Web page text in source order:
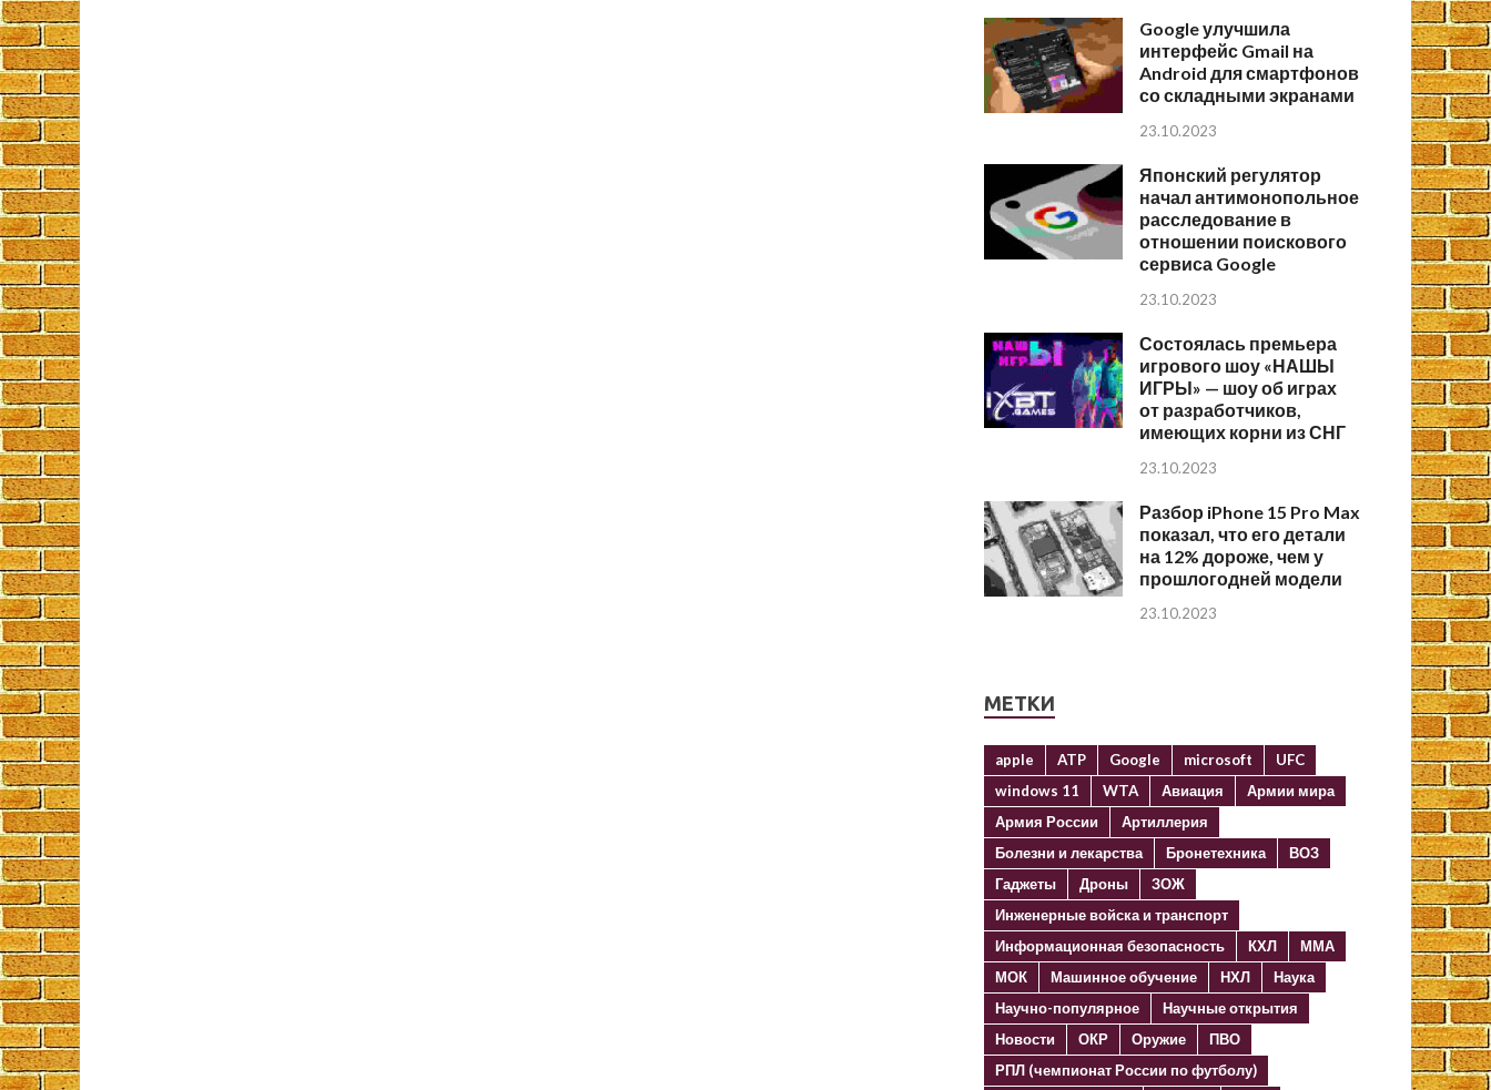
Google улучшила
интерфейс Gmail на
Android для смартфонов
со складными экранами
23.10.2023
Японский регулятор
начал антимонопольное
расследование в
отношении поискового
сервиса Google
23.10.2023
Состоялась премьера
игрового шоу «НАШЫ
ИГРЫ» — шоу об играх
от разработчиков,
имеющих корни из СНГ
23.10.2023
Разбор iPhone 15 Pro Max
показал, что его детали
на 12% дороже, чем у
прошлогодней модели
23.10.2023
МЕТКИ
apple ATP Google microsoft
UFC
windows 11
WTA Авиация
Армии мира
Армия России
Артиллерия
Болезни и лекарства
Бронетехника
ВОЗ
Гаджеты
Дроны
ЗОЖ
Инженерные войска и транспорт
Информационная безопасность
КХЛ
ММА
МОК
Машинное обучение НХЛ
Наука
Научно-популярное
Научные открытия
Новости
ОКР Оружие
ПВО
РПЛ (чемпионат России по футболу)